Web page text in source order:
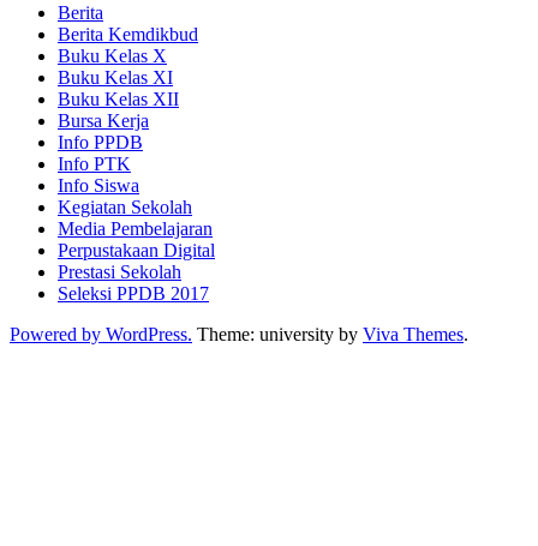
Berita
Berita Kemdikbud
Buku Kelas X
Buku Kelas XI
Buku Kelas XII
Bursa Kerja
Info PPDB
Info PTK
Info Siswa
Kegiatan Sekolah
Media Pembelajaran
Perpustakaan Digital
Prestasi Sekolah
Seleksi PPDB 2017
Powered by WordPress. Theme: university by Viva Themes.